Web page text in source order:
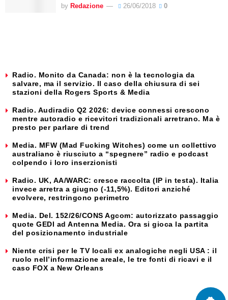
by Redazione 26/06/2018 0
Radio. Monito da Canada: non è la tecnologia da
salvare, ma il servizio. Il caso della chiusura di sei
stazioni della Rogers Sports & Media
Radio. Audiradio Q2 2026: device connessi crescono
mentre autoradio e ricevitori tradizionali arretrano. Ma è
presto per parlare di trend
Media. MFW (Mad Fucking Witches) come un collettivo
australiano è riusciuto a “spegnere” radio e podcast
colpendo i loro inserzionisti
Radio. UK, AA/WARC: cresce raccolta (IP in testa). Italia
invece arretra a giugno (-11,5%). Editori anziché
evolvere, restringono perimetro
Media. Del. 152/26/CONS Agcom: autorizzato passaggio
quote GEDI ad Antenna Media. Ora si gioca la partita
del posizionamento industriale
Niente crisi per le TV locali ex analogiche negli USA : il
ruolo nell’informazione areale, le tre fonti di ricavi e il
caso FOX a New Orleans